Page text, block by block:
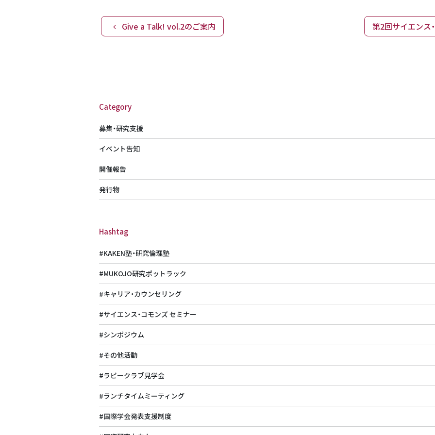
Give a Talk! vol.2のご案内 第2回サイエンス
Category
募集・研究支援
イベント告知
開催報告
発行物
Hashtag
#KAKEN塾・研究倫理塾
#MUKOJO研究ポットラック
#キャリア・カウンセリング
#サイエンス・コモンズ セミナー
#シンポジウム
#その他活動
#ラビークラブ見学会
#ランチタイムミーティング
#国際学会発表支援制度